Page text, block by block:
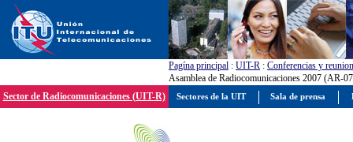
Pagína principal : UIT-R : Conferencias y
Asamblea de Radiocomunicaciones 2007 (AR-
Sector de Radiocomunicaciones (UIT-R)
Sectores de la UIT Sala de prensa